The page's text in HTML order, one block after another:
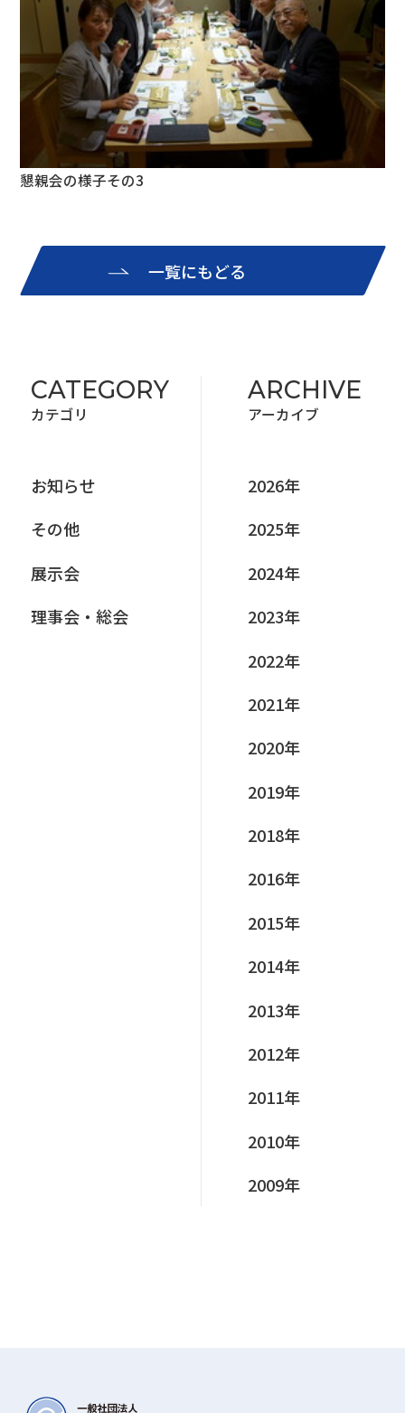
懇親会の様子その3
一覧にもどる
CATEGORY
カテゴリ
お知らせ
その他
展⽰会
理事会‧総会
ARCHIVE
アーカイブ
2026年
2025年
2024年
2023年
2022年
2021年
2020年
2019年
2018年
2016年
2015年
2014年
2013年
2012年
2011年
2010年
2009年